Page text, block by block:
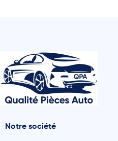
Notre société